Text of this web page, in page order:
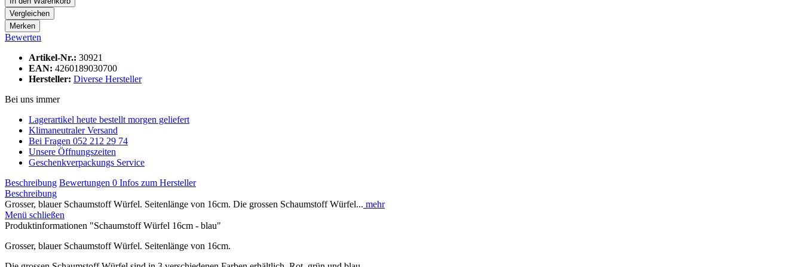
Vergleichen
Merken
Bewerten
Artikel-Nr.: 30921
EAN: 4260189030700
Hersteller: Diverse Hersteller
Bei uns immer
Lagerartikel heute bestellt morgen geliefert
Klimaneutraler Versand
Bei Fragen 052 212 29 74
Unsere Öffnungszeiten
Geschenkverpackungs Service
Beschreibung Bewertungen 0 Infos zum Hersteller
Beschreibung
Grosser, blauer Schaumstoff Würfel. Seitenlänge von 16cm. Die grossen Schaumstoff Würfel... mehr
Menü schließen
Produktinformationen "Schaumstoff Würfel 16cm - blau"
Grosser, blauer Schaumstoff Würfel. Seitenlänge von 16cm.